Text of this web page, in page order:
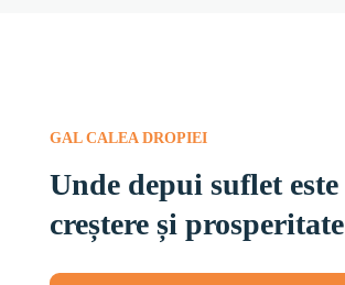
GAL CALEA DROPIEI
Unde depui suflet este
creștere și prosperitate